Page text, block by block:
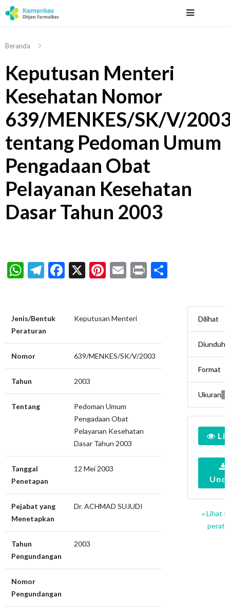
Beranda
Keputusan Menteri
Kesehatan Nomor
639/MENKES/SK/V/
tentang Pedoman Umum
Pengadaan Obat
Pelayanan Kesehatan
Dasar Tahun 2003
WhatsApp
Telegram
Facebook
X Pinterest
Email
Print
Jenis/Bentuk
Peraturan
Keputusan Menteri
Nomor 639/MENKES/SK/V/2003
Tahun 2003
Tentang
Pedoman Umum
Pengadaan Obat
Pelayanan Kesehatan
Dasar Tahun 2003
Tanggal
Penetapan
12 Mei 2003
Pejabat yang
Menetapkan
Dr. ACHMAD SUJUDI
Tahun
Pengundangan
2003
Nomor
Pengundangan
Dilihat
Diunduh
Format
Ukuran
« Lihat